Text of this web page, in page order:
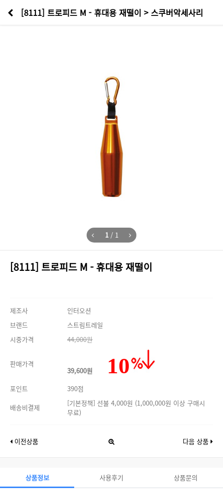
[8111] 트로피드 M - 휴대용 재떨이 > 스쿠버악세사리
1/ 1
[8111] 트로피드 M - 휴대용 재떨이
제조사
인터오션
브랜드
스트림트레일
시중가격
44,000원
판매가격
39,600원 10
포인트
390점
배송비결제
[기본정책] 선불 4,000원 (1,000,000원 이상 구매시
무료)
이전상품 다음 상품
상품정보 사용후기 상품문의